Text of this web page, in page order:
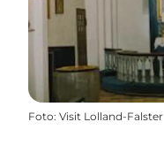
Foto: Visit Lolland-Falster